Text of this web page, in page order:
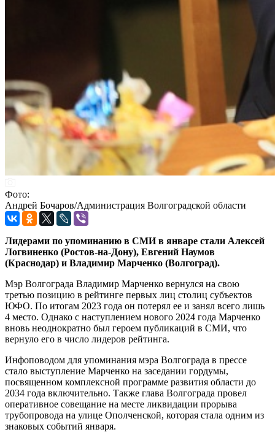
Фото:
Андрей Бочаров/Администрация Волгоградской области
Лидерами по упоминанию в СМИ в январе стали Алексей
Логвиненко (Ростов-на-Дону), Евгений Наумов
(Краснодар) и Владимир Марченко (Волгоград).
Мэр Волгограда Владимир Марченко вернулся на свою
третью позицию в рейтинге первых лиц столиц субъектов
ЮФО. По итогам 2023 года он потерял ее и занял всего лишь
4 место. Однако с наступлением нового 2024 года Марченко
вновь неоднократно был героем публикаций в СМИ, что
вернуло его в число лидеров рейтинга.
Инфоповодом для упоминания мэра Волгограда в прессе
стало выступление Марченко на заседании гордумы,
посвященном комплексной программе развития области до
2034 года включительно. Также глава Волгограда провел
оперативное совещание на месте ликвидации прорыва
трубопровода на улице Ополченской, которая стала одним из
знаковых событий января.